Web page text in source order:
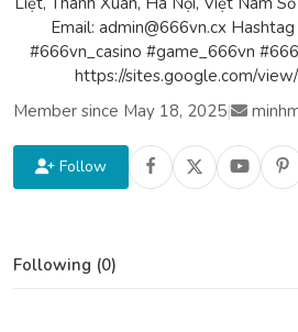
Email: admin@666vn.cx
#666vn_casino #game_666vn
https://sites.google.com/
Member since May 18, 2025|
Follow
Following (0)